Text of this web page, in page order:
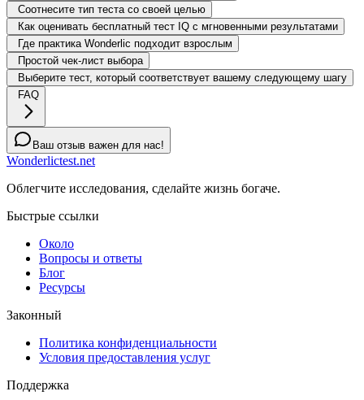
Соотнесите тип теста со своей целью
Как оценивать бесплатный тест IQ с мгновенными результатами
Где практика Wonderlic подходит взрослым
Простой чек-лист выбора
Выберите тест, который соответствует вашему следующему шагу
FAQ
Ваш отзыв важен для нас!
Wonderlictest.net
Облегчите исследования, сделайте жизнь богаче.
Быстрые ссылки
Около
Вопросы и ответы
Блог
Ресурсы
Законный
Политика конфиденциальности
Условия предоставления услуг
Поддержка